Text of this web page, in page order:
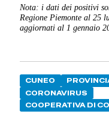
Nota: i dati dei positivi
Regione Piemonte al 25
aggiornati al 1 gennaio
CUNEO
CORONAVIRUS
COOPERATIVA DI